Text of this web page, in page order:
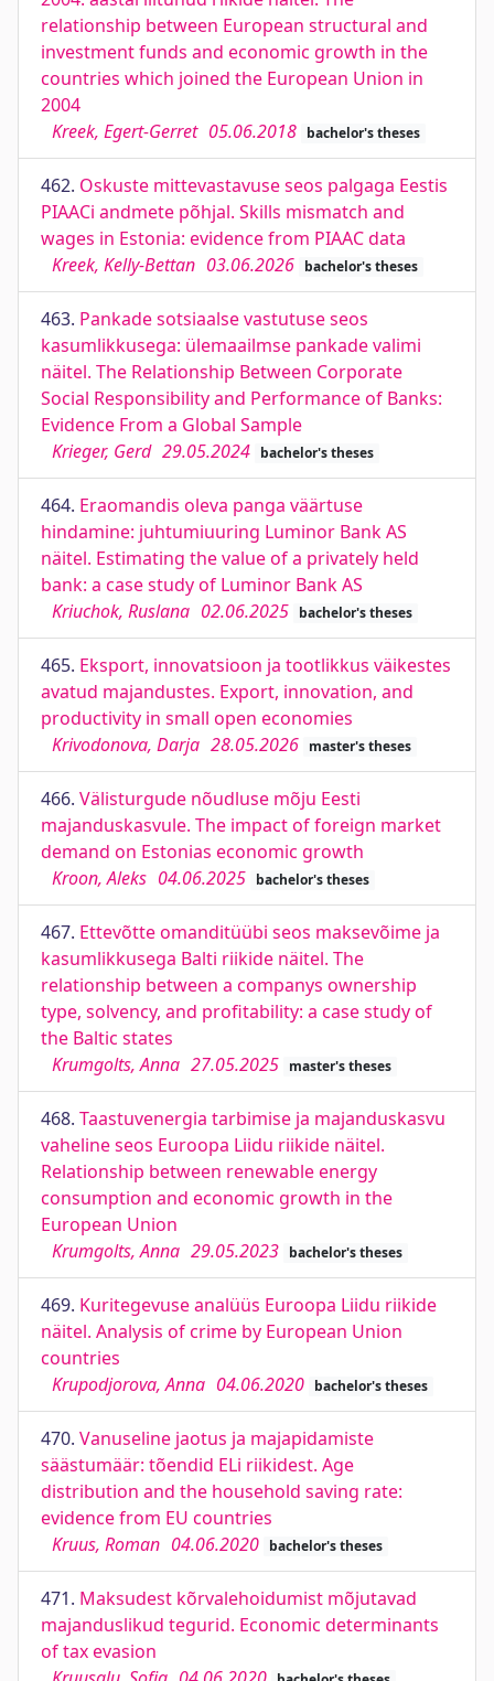
relationship between European structural and
investment funds and economic growth in the
countries which joined the European Union in
2004
Kreek, Egert-Gerret 05.06.2018 bachelor's theses
462. Oskuste mittevastavuse seos palgaga Eestis
PIAACi andmete põhjal. Skills mismatch and
wages in Estonia: evidence from PIAAC data
Kreek, Kelly-Bettan 03.06.2026 bachelor's theses
463. Pankade sotsiaalse vastutuse seos
kasumlikkusega: ülemaailmse pankade valimi
näitel. The Relationship Between Corporate
Social Responsibility and Performance of Banks:
Evidence From a Global Sample
Krieger, Gerd 29.05.2024 bachelor's theses
464. Eraomandis oleva panga väärtuse
hindamine: juhtumiuuring Luminor Bank AS
näitel. Estimating the value of a privately held
bank: a case study of Luminor Bank AS
Kriuchok, Ruslana 02.06.2025 bachelor's theses
465. Eksport, innovatsioon ja tootlikkus väikestes
avatud majandustes. Export, innovation, and
productivity in small open economies
Krivodonova, Darja 28.05.2026 master's theses
466. Välisturgude nõudluse mõju Eesti
majanduskasvule. The impact of foreign market
demand on Estonias economic growth
Kroon, Aleks 04.06.2025 bachelor's theses
467. Ettevõtte omanditüübi seos maksevõime ja
kasumlikkusega Balti riikide näitel. The
relationship between a companys ownership
type, solvency, and profitability: a case study of
the Baltic states
Krumgolts, Anna 27.05.2025 master's theses
468. Taastuvenergia tarbimise ja majanduskasvu
vaheline seos Euroopa Liidu riikide näitel.
Relationship between renewable energy
consumption and economic growth in the
European Union
Krumgolts, Anna 29.05.2023 bachelor's theses
469. Kuritegevuse analüüs Euroopa Liidu riikide
näitel. Analysis of crime by European Union
countries
Krupodjorova, Anna 04.06.2020 bachelor's theses
470. Vanuseline jaotus ja majapidamiste
säästumäär: tõendid ELi riikidest. Age
distribution and the household saving rate:
evidence from EU countries
Kruus, Roman 04.06.2020 bachelor's theses
471. Maksudest kõrvalehoidumist mõjutavad
majanduslikud tegurid. Economic determinants
of tax evasion